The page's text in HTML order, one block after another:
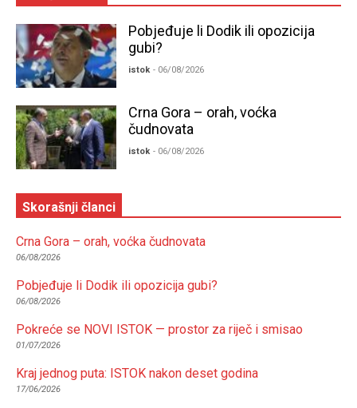
Pobjeđuje li Dodik ili opozicija
gubi?
istok - 06/08/2026
Crna Gora – orah, voćka
čudnovata
istok - 06/08/2026
Skorašnji članci
Crna Gora – orah, voćka čudnovata
06/08/2026
Pobjeđuje li Dodik ili opozicija gubi?
06/08/2026
Pokreće se NOVI ISTOK — prostor za riječ i smisao
01/07/2026
Kraj jednog puta: ISTOK nakon deset godina
17/06/2026